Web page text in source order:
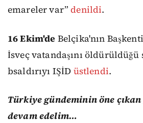
emareler var”denildi.
16 Ekim'de Belçika'nın
İsveç vatandaşını öldürüldüğü
bsaldırıyı IŞİD üstlendi.
Türkiye gündeminin öne
devam edelim…